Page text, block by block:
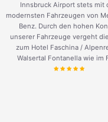
Innsbruck Airport stets mit
modernsten Fahrzeugen von
Benz. Durch den hohen
unserer Fahrzeuge vergeht
zum Hotel Faschina /
Walsertal Fontanella wie im